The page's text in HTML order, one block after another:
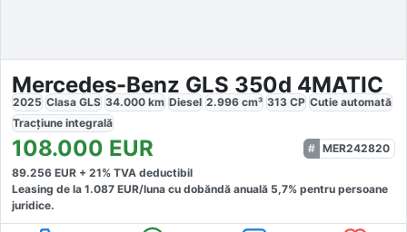
Mercedes-Benz GLS 350d 4MATIC
2025 Clasa GLS 34.000 km Diesel 2.996 cm³ 313 CP Cutie automată
Tracțiune integrală
108.000 EUR
MER242820
89.256 EUR + 21% TVA deductibil
Leasing de la 1.087 EUR/luna cu dobăndă anuală 5,7% pentru persoane
juridice.